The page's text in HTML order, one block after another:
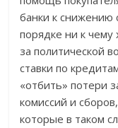
банки к снижению
порядке ни к
за политической
ставки по
«отбить» потери
комиссий и
которые в таком